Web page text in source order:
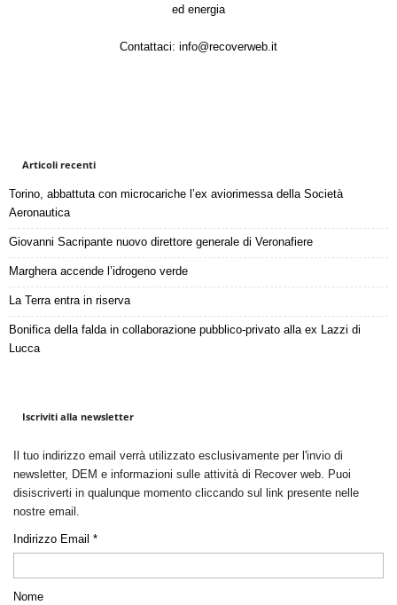
ed energia
Contattaci: info@recoverweb.it
Articoli recenti
Torino, abbattuta con microcariche l’ex aviorimessa della Società
Aeronautica
Giovanni Sacripante nuovo direttore generale di Veronafiere
Marghera accende l’idrogeno verde
La Terra entra in riserva
Bonifica della falda in collaborazione pubblico-privato alla ex Lazzi di
Lucca
Iscriviti alla newsletter
Il tuo indirizzo email verrà utilizzato esclusivamente per l'invio di
newsletter, DEM e informazioni sulle attività di Recover web. Puoi
disiscriverti in qualunque momento cliccando sul link presente nelle
nostre email.
Indirizzo Email *
Nome